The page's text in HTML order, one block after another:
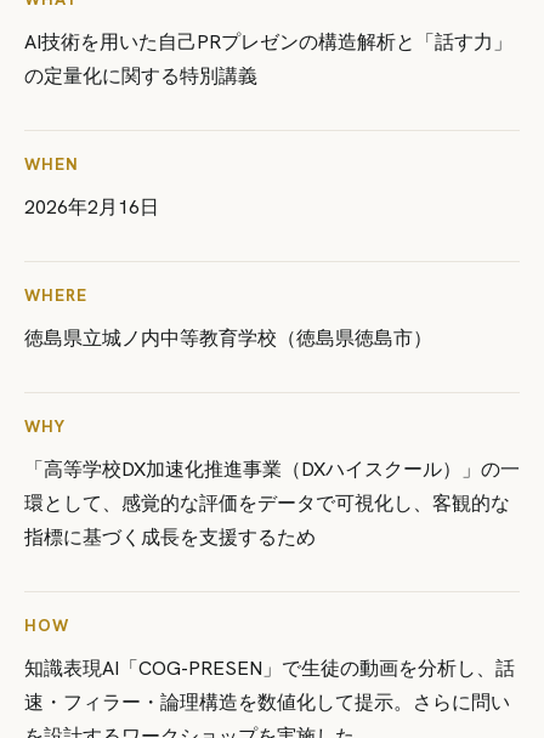
AI技術を用いた自己PRプレゼンの構造解析と「話す力」
の定量化に関する特別講義
WHEN
2026年2月16日
WHERE
徳島県立城ノ内中等教育学校（徳島県徳島市）
WHY
「高等学校DX加速化推進事業（DXハイスクール）」の一
環として、感覚的な評価をデータで可視化し、客観的な
指標に基づく成長を支援するため
HOW
知識表現AI「COG-PRESEN」で生徒の動画を分析し、話
速・フィラー・論理構造を数値化して提示。さらに問い